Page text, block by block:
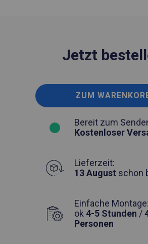
Jetzt
ZUM
Bereit zum
Kostenloser
Lieferzeit:
13 August schon
Einfache Montage:
ok 4-5 Stunden /
Personen